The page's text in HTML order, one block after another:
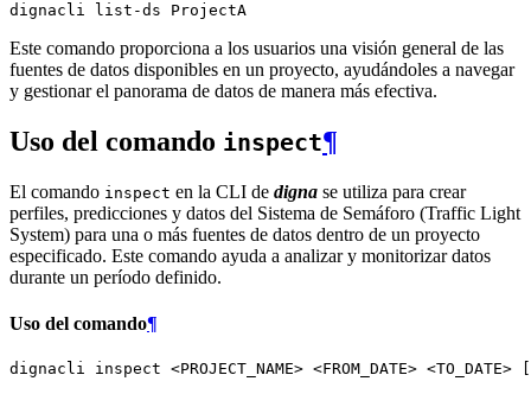
dignacli list-ds
Este comando proporciona a los usuarios una visión general de las
fuentes de datos disponibles en un proyecto, ayudándoles a navegar
y gestionar el panorama de datos de manera más efectiva.
Uso del comando inspect¶
El comando inspect en la CLI de digna se utiliza para crear
perfiles, predicciones y datos del Sistema de Semáforo (Traffic Light
System) para una o más fuentes de datos dentro de un proyecto
especificado. Este comando ayuda a analizar y monitorizar datos
durante un período definido.
Uso del comando¶
dignacli inspect <PROJECT_NAME> <FROM_DATE> <TO_DATE>